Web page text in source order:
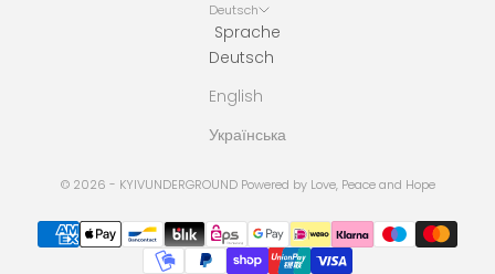
Deutsch
Sprache
Deutsch
English
Українська
© 2026 - KYIVUNDERGROUND Powered by Love, Peace and Hope